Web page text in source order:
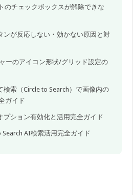
のチェックボックスが解除できな
ンが反応しない・効かない原因と対
ーのアイコン形状/グリッド設定の
索（Circle to Search）で画像内の
ガイド
プション有効化と活用完全ガイド
AI検索活用完全ガイド